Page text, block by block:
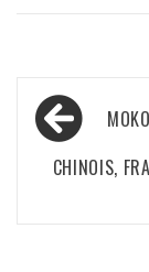
de
l’article
CHINOIS,